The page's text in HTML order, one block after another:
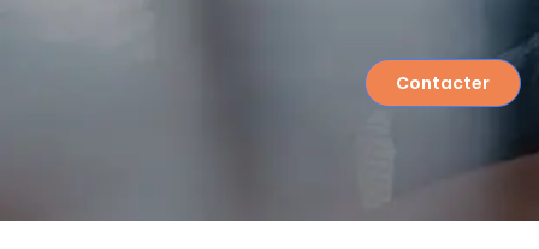
Contacter